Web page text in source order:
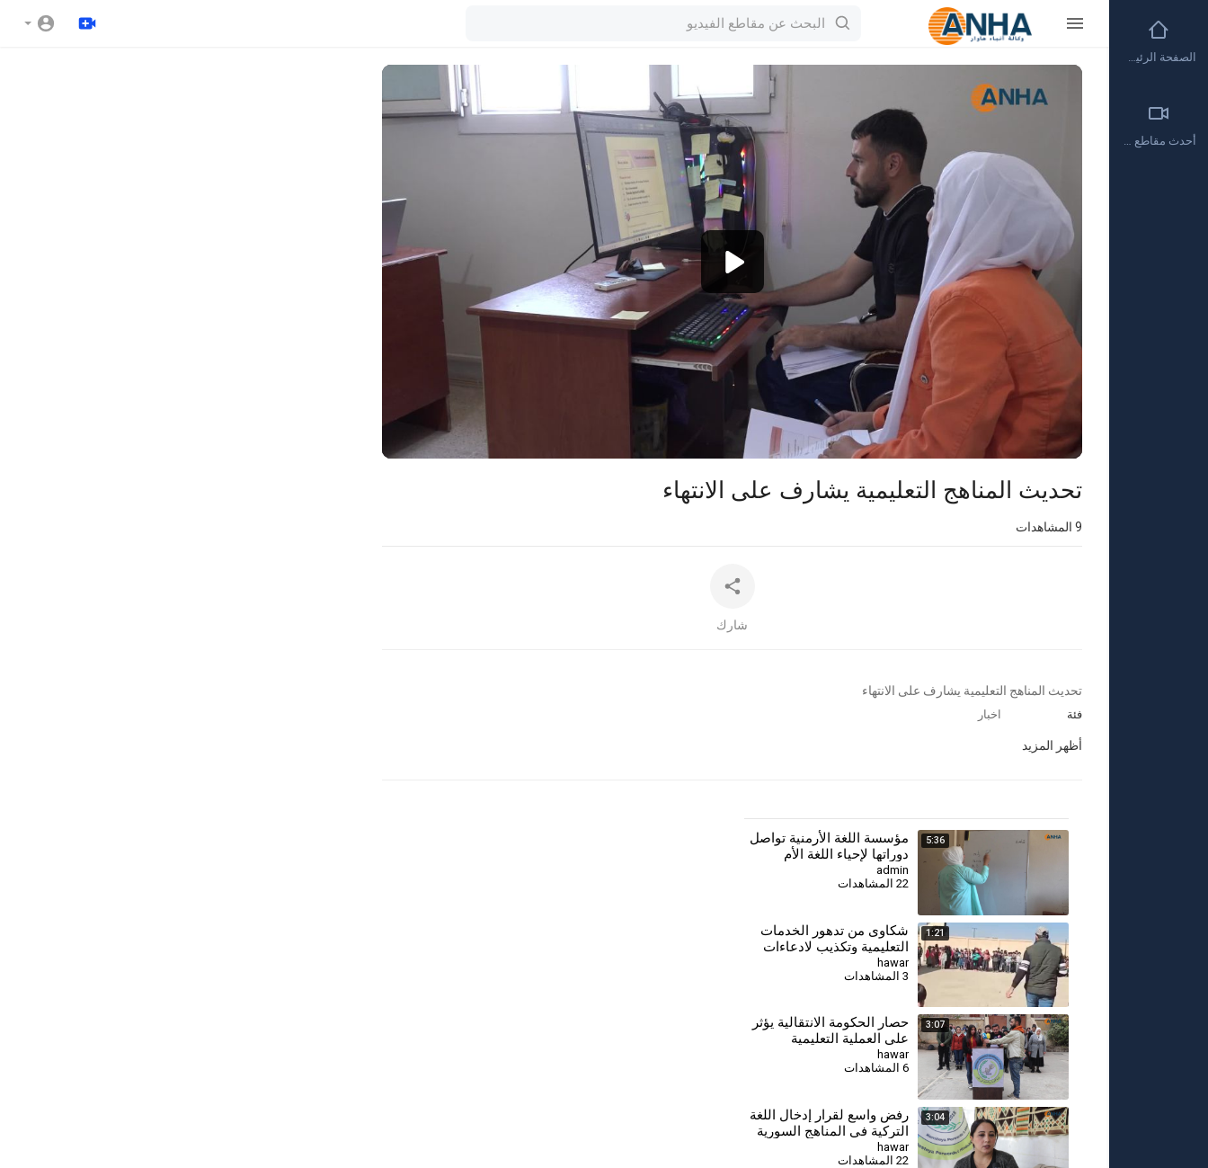
Video
تحديث المناهج التعليمية يشارف على الانتهاء
9 المشاهدات
شارك
⁣تحديث المناهج التعليمية يشارف على الانتهاء
فئة اخبار
أظهر المزيد
5:36
⁣مؤسسة اللغة الأرمنية تواصل
دوراتها لإحياء اللغة الأم
وتطالب بإدراجها في المناهج
الدراسية
admin
22 المشاهدات
1:21
شكاوى من تدهور الخدمات
التعليمية وتكذيب لادعاءات
حكومية بشأن هذا القطاع
hawar
3 المشاهدات
3:07
حصار الحكومة الانتقالية يؤثر
على العملية التعليمية
hawar
6 المشاهدات
3:04
⁣رفض واسع لقرار إدخال اللغة
التركية في المناهج السورية
hawar
22 المشاهدات
الصفحة الرئيسية
أحدث مقاطع الفيديو